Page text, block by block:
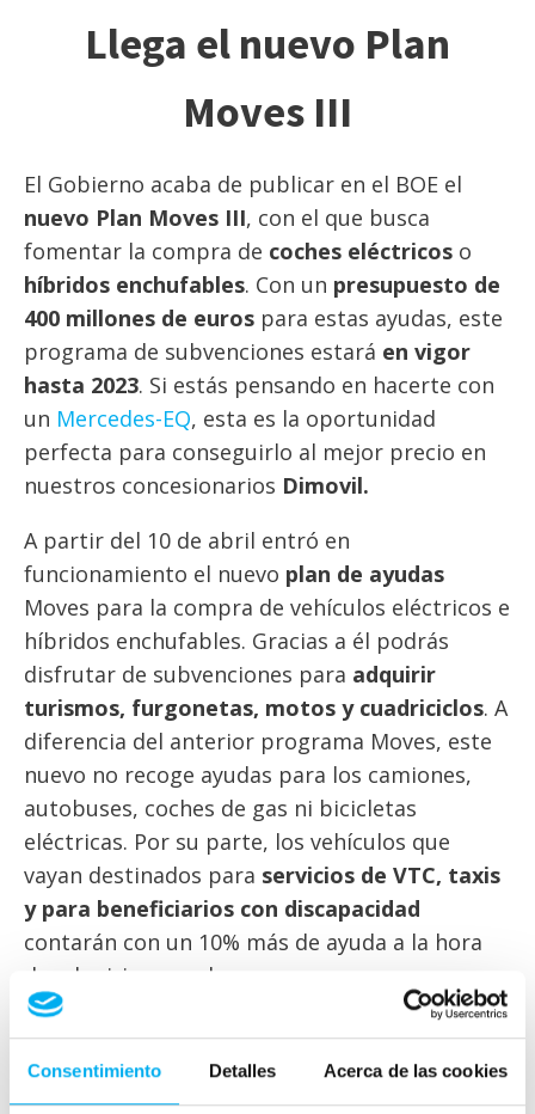
Consentimiento Detalles Acerca de las cookies
Llega el nuevo Plan
Moves III
El Gobierno acaba de publicar en el BOE el
nuevo Plan Moves III, con el que busca
fomentar la compra de coches eléctricos o
híbridos enchufables. Con un presupuesto de
400 millones de euros para estas ayudas, este
programa de subvenciones estará en vigor
hasta 2023. Si estás pensando en hacerte con
un Mercedes-EQ, esta es la oportunidad
perfecta para conseguirlo al mejor precio en
nuestros concesionarios Dimovil.
A partir del 10 de abril entró en
funcionamiento el nuevo plan de ayudas
Moves para la compra de vehículos eléctricos e
híbridos enchufables. Gracias a él podrás
disfrutar de subvenciones para adquirir
turismos, furgonetas, motos y cuadriciclos. A
diferencia del anterior programa Moves, este
nuevo no recoge ayudas para los camiones,
autobuses, coches de gas ni bicicletas
eléctricas. Por su parte, los vehículos que
vayan destinados para servicios de VTC, taxis
y para beneficiarios con discapacidad
contarán con un 10% más de ayuda a la hora
de adquirir su coche.
Sin duda, el nuevo Plan Moves III destaca por el
incremento de la cuantía de las ayudas, que
puede alcanzar los 7.000 € si optas por